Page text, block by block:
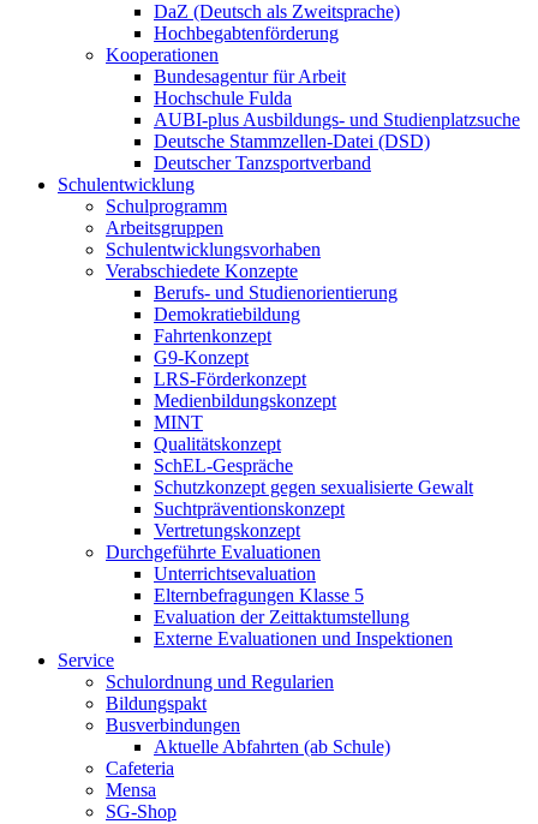
DaZ (Deutsch als Zweitsprache)
Hochbegabtenförderung
Kooperationen
Bundesagentur für Arbeit
Hochschule Fulda
AUBI-plus Ausbildungs- und Studienplatzsuche
Deutsche Stammzellen-Datei (DSD)
Deutscher Tanzsportverband
Schulentwicklung
Schulprogramm
Arbeitsgruppen
Schulentwicklungsvorhaben
Verabschiedete Konzepte
Berufs- und Studienorientierung
Demokratiebildung
Fahrtenkonzept
G9-Konzept
LRS-Förderkonzept
Medienbildungskonzept
MINT
Qualitätskonzept
SchEL-Gespräche
Schutzkonzept gegen sexualisierte Gewalt
Suchtpräventionskonzept
Vertretungskonzept
Durchgeführte Evaluationen
Unterrichtsevaluation
Elternbefragungen Klasse 5
Evaluation der Zeittaktumstellung
Externe Evaluationen und Inspektionen
Service
Schulordnung und Regularien
Bildungspakt
Busverbindungen
Aktuelle Abfahrten (ab Schule)
Cafeteria
Mensa
SG-Shop